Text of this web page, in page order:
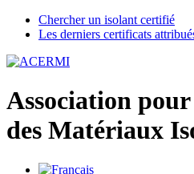
Chercher un isolant certifié
Les derniers certificats
Association
des Matériaux I